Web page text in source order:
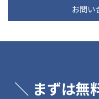
お問い
＼ まずは無